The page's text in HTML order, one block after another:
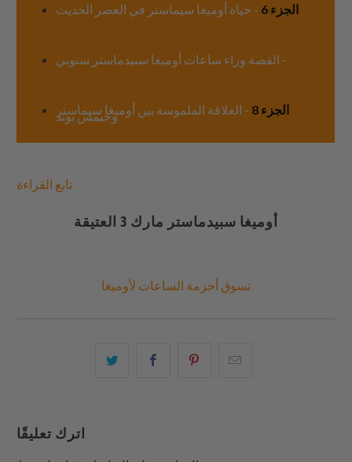
الجزء 6 - حياة أوميغا سيماستر في العصر الحديث
- القصة وراء ساعات أوميغا سبيدماستر سنوبي
الجزء 8 - العلاقة الملموسة بين أوميغا سيماستر
وجيمس بوند
تابع القراءة
أوميغا سبيدماستر مارك 3 العتيقة
تسوق أحزمة الساعات لأوميغا
شارك
شارك
شارك
اترك تعليقًا